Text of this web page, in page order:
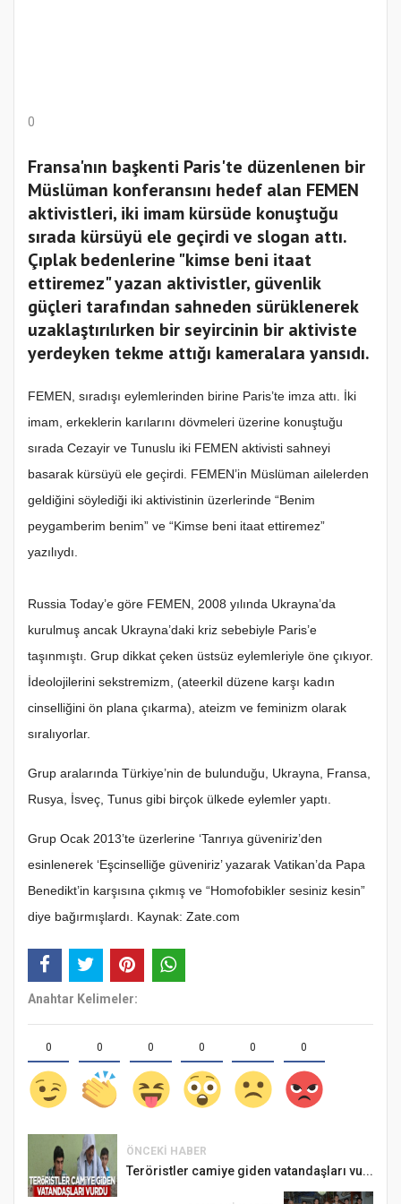
0
Fransa'nın başkenti Paris'te düzenlenen bir
Müslüman konferansını hedef alan FEMEN
aktivistleri, iki imam kürsüde konuştuğu
sırada kürsüyü ele geçirdi ve slogan attı.
Çıplak bedenlerine "kimse beni itaat
ettiremez" yazan aktivistler, güvenlik
güçleri tarafından sahneden sürüklenerek
uzaklaştırılırken bir seyircinin bir aktiviste
yerdeyken tekme attığı kameralara yansıdı.
FEMEN, sıradışı eylemlerinden birine Paris’te imza attı. İki
imam, erkeklerin karılarını dövmeleri üzerine konuştuğu
sırada Cezayir ve Tunuslu iki FEMEN aktivisti sahneyi
basarak kürsüyü ele geçirdi. FEMEN’in Müslüman ailelerden
geldiğini söylediği iki aktivistinin üzerlerinde “Benim
peygamberim benim” ve “Kimse beni itaat ettiremez”
yazılıydı.
Russia Today’e göre FEMEN, 2008 yılında Ukrayna’da
kurulmuş ancak Ukrayna’daki kriz sebebiyle Paris’e
taşınmıştı. Grup dikkat çeken üstsüz eylemleriyle öne çıkıyor.
İdeolojilerini sekstremizm, (ateerkil düzene karşı kadın
cinselliğini ön plana çıkarma), ateizm ve feminizm olarak
sıralıyorlar.
Grup aralarında Türkiye’nin de bulunduğu, Ukrayna, Fransa,
Rusya, İsveç, Tunus gibi birçok ülkede eylemler yaptı.
Grup Ocak 2013’te üzerlerine ‘Tanrıya güveniriz’den
esinlenerek ‘Eşcinselliğe güveniriz’ yazarak Vatikan’da Papa
Benedikt’in karşısına çıkmış ve “Homofobikler sesiniz kesin”
diye bağırmışlardı. Kaynak: Zate.com
Anahtar Kelimeler:
0 0 0 0 0 0
ÖNCEKI HABER
Teröristler camiye giden vatandaşları vu...